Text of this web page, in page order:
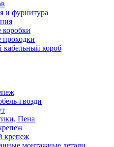
и фурнитура
коробки
проходки
кабельный короб
гвозди
Пена
крепеж
монтажные детали